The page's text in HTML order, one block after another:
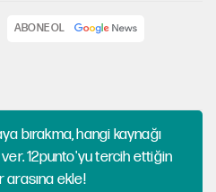
ABONE OL
bırakma, hangi kaynağı
12punto'yu tercih ettiğin
arasına ekle!